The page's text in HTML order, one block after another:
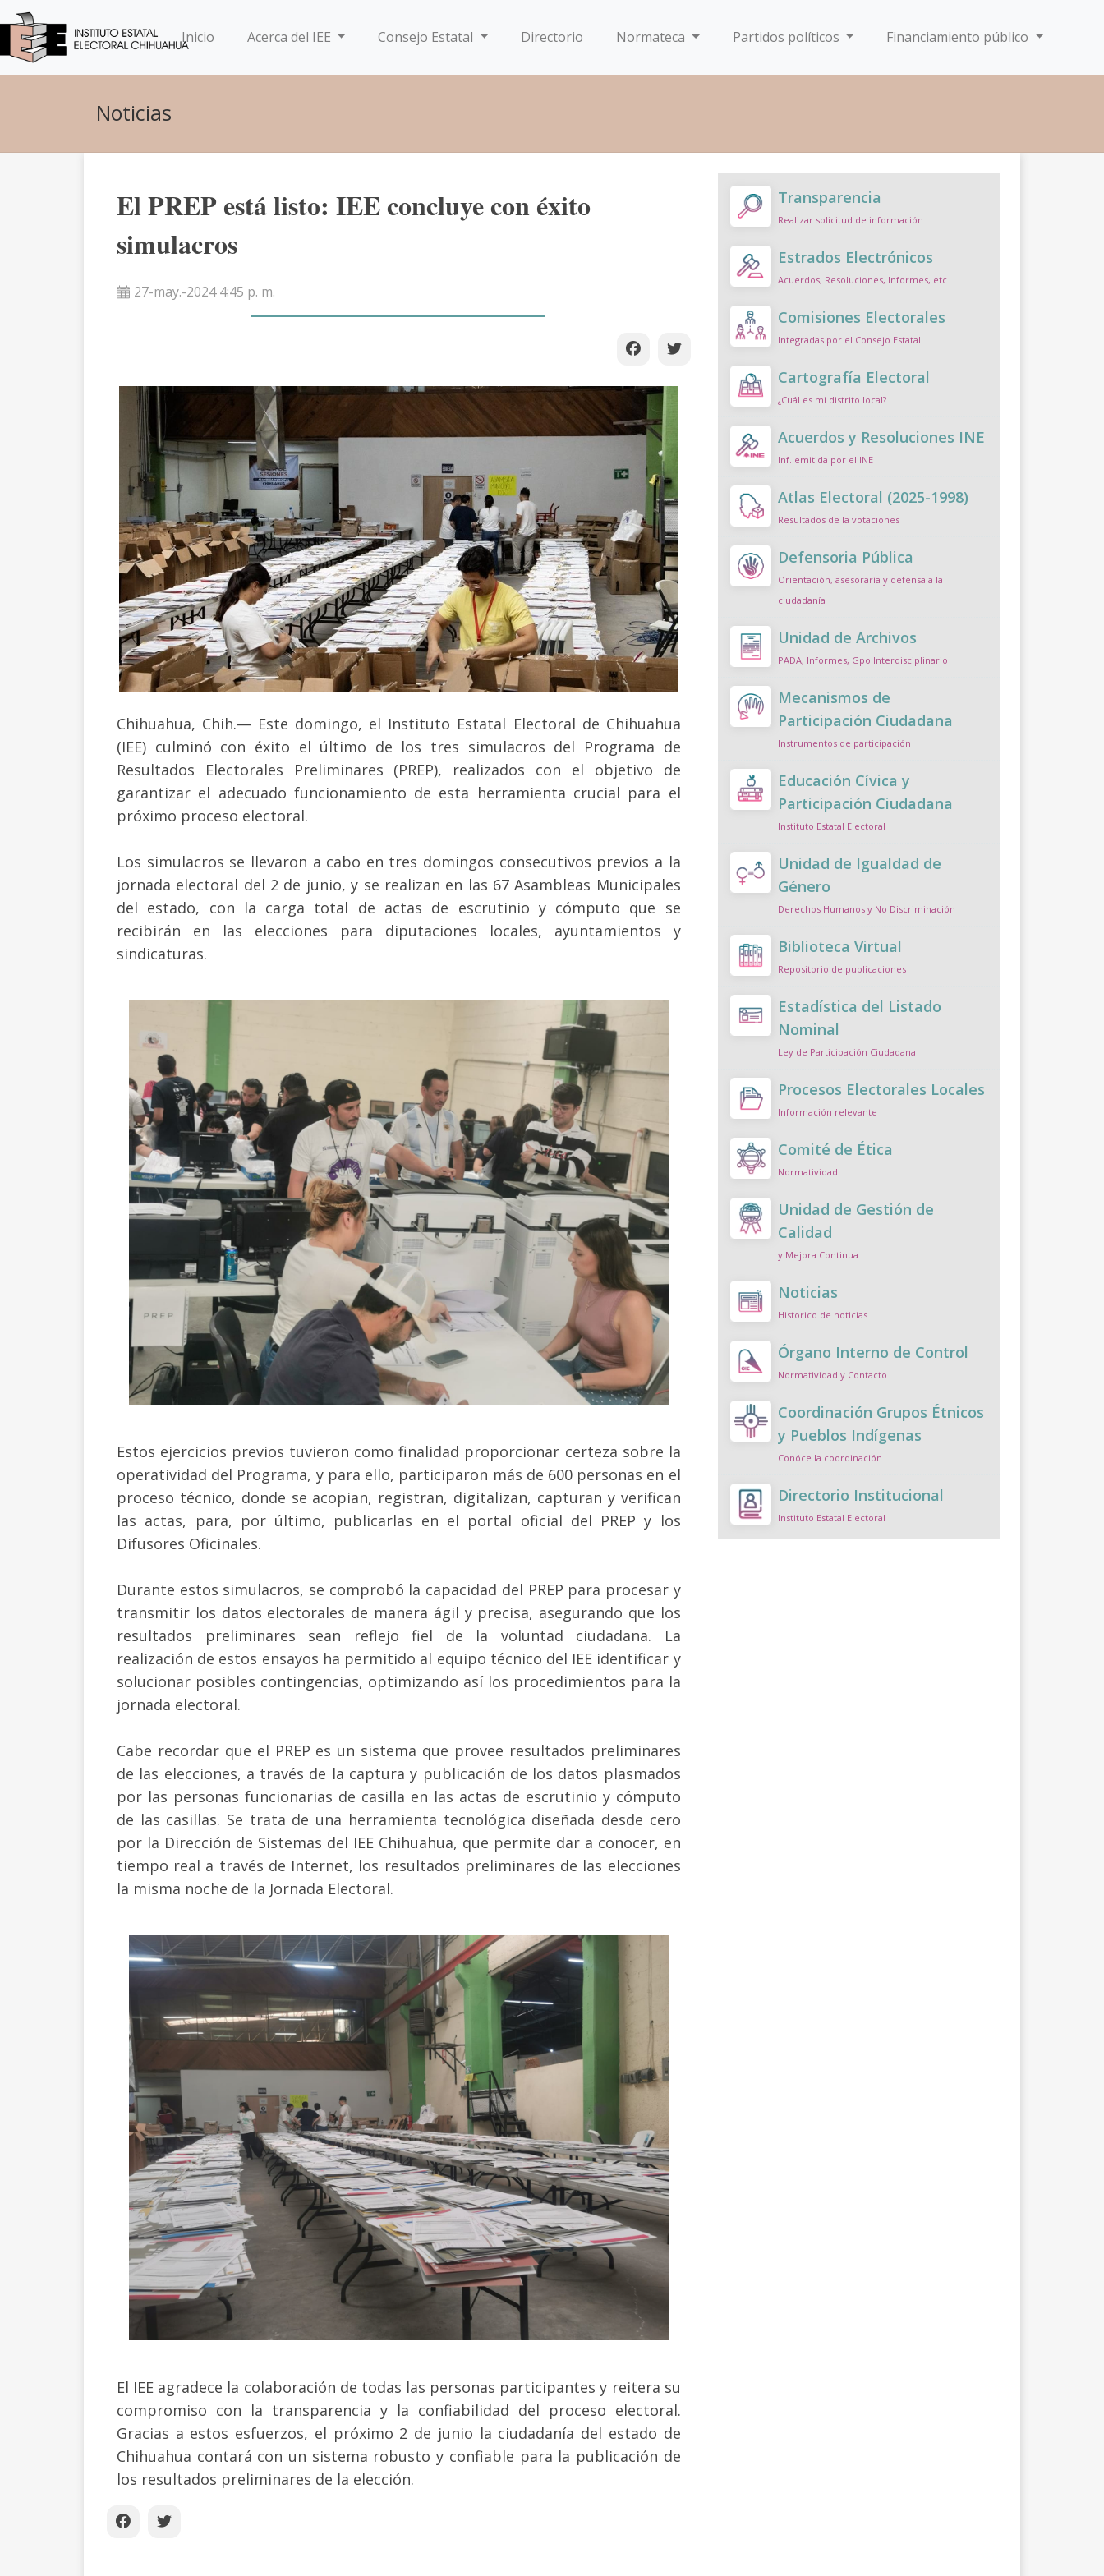
Inicio(current)Acerca del IEE Consejo Estatal Directorio Normateca Partidos políticos Financiamiento público
Noticias
El PREP está listo: IEE concluye con éxito
simulacros
27-may.-2024 4:45 p. m.
Chihuahua, Chih.— Este domingo, el Instituto Estatal Electoral de Chihuahua
(IEE) culminó con éxito el último de los tres simulacros del Programa de
Resultados Electorales Preliminares (PREP), realizados con el objetivo de
garantizar el adecuado funcionamiento de esta herramienta crucial para el
próximo proceso electoral.
Los simulacros se llevaron a cabo en tres domingos consecutivos previos a la
jornada electoral del 2 de junio, y se realizan en las 67 Asambleas Municipales
del estado, con la carga total de actas de escrutinio y cómputo que se
recibirán en las elecciones para diputaciones locales, ayuntamientos y
sindicaturas.
Estos ejercicios previos tuvieron como finalidad proporcionar certeza sobre la
operatividad del Programa, y para ello, participaron más de 600 personas en el
proceso técnico, donde se acopian, registran, digitalizan, capturan y verifican
las actas, para, por último, publicarlas en el portal oficial del PREP y los
Difusores Oficinales.
Durante estos simulacros, se comprobó la capacidad del PREP para procesar y
transmitir los datos electorales de manera ágil y precisa, asegurando que los
resultados preliminares sean reflejo fiel de la voluntad ciudadana. La
realización de estos ensayos ha permitido al equipo técnico del IEE identificar y
solucionar posibles contingencias, optimizando así los procedimientos para la
jornada electoral.
Cabe recordar que el PREP es un sistema que provee resultados preliminares
de las elecciones, a través de la captura y publicación de los datos plasmados
por las personas funcionarias de casilla en las actas de escrutinio y cómputo
de las casillas. Se trata de una herramienta tecnológica diseñada desde cero
por la Dirección de Sistemas del IEE Chihuahua, que permite dar a conocer, en
tiempo real a través de Internet, los resultados preliminares de las elecciones
la misma noche de la Jornada Electoral.
El IEE agradece la colaboración de todas las personas participantes y reitera su
compromiso con la transparencia y la confiabilidad del proceso electoral.
Gracias a estos esfuerzos, el próximo 2 de junio la ciudadanía del estado de
Chihuahua contará con un sistema robusto y confiable para la publicación de
los resultados preliminares de la elección.
Transparencia
Realizar solicitud de información
Estrados Electrónicos
Acuerdos, Resoluciones, Informes, etc
Comisiones Electorales
Integradas por el Consejo Estatal
Cartografía Electoral
¿Cuál es mi distrito local?
Acuerdos y Resoluciones INE
Inf. emitida por el INE
Atlas Electoral (2025-1998)
Resultados de la votaciones
Defensoria Pública
Orientación, asesoraría y defensa a la
ciudadanía
Unidad de Archivos
PADA, Informes, Gpo Interdisciplinario
Mecanismos de
Participación Ciudadana
Instrumentos de participación
Educación Cívica y
Participación Ciudadana
Instituto Estatal Electoral
Unidad de Igualdad de
Género
Derechos Humanos y No Discriminación
Biblioteca Virtual
Repositorio de publicaciones
Estadística del Listado
Nominal
Ley de Participación Ciudadana
Procesos Electorales Locales
Información relevante
Comité de Ética
Normatividad
Unidad de Gestión de
Calidad
y Mejora Continua
Noticias
Historico de noticias
Órgano Interno de Control
Normatividad y Contacto
Coordinación Grupos Étnicos
y Pueblos Indígenas
Conóce la coordinación
Directorio Institucional
Instituto Estatal Electoral